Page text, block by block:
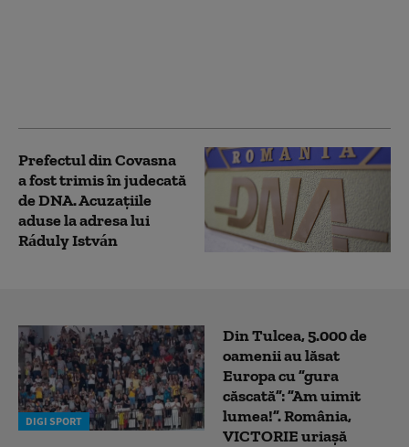
Prefectul din Covasna
a fost trimis în judecată
de DNA. Acuzațiile
aduse la adresa lui
Ráduly István
DIGI SPORT
Din Tulcea, 5.000 de
oamenii au lăsat
Europa cu ”gura
căscată”: ”Am uimit
lumea!”. România,
VICTORIE uriașă